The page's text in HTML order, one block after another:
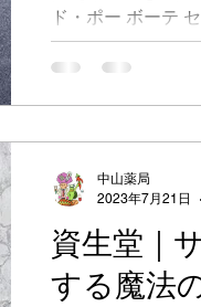
ド・ポー ボーテ
（税込） 薬用純
容医療テクノロジ
資生堂｜
する魔法
中山薬局
2023年7月21日